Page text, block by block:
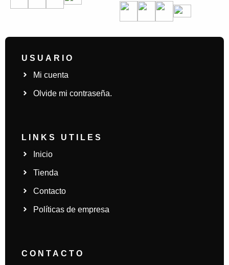
USUARIO
Mi cuenta
Olvide mi contraseña.
LINKS UTILES
Inicio
Tienda
Contacto
Políticas de empresa
CONTACTO